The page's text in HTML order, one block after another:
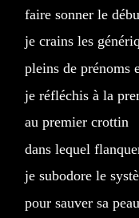
faire sonner le
je crains les
pleins de prénoms
je réfléchis à la
au premier crottin
dans lequel
je subodore le
pour sauver sa